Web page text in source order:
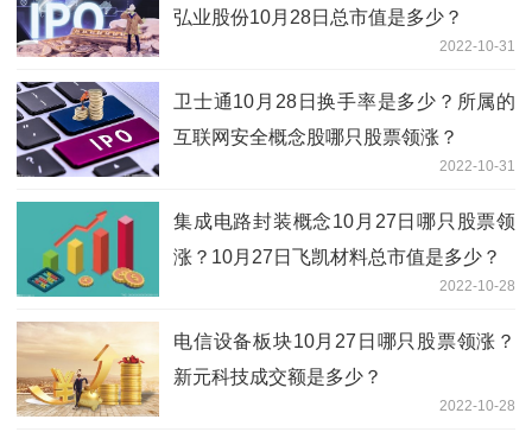
弘业股份10月28日总市值是多少？
2022-10-31
卫士通10月28日换手率是多少？所属的
互联网安全概念股哪只股票领涨？
2022-10-31
集成电路封装概念10月27日哪只股票领
涨？10月27日飞凯材料总市值是多少？
2022-10-28
电信设备板块10月27日哪只股票领涨？
新元科技成交额是多少？
2022-10-28